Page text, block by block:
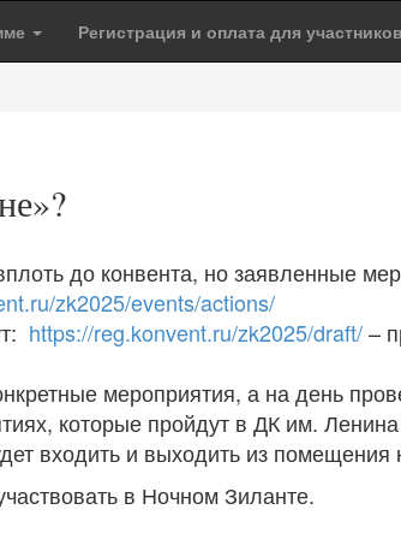
Регистрация и оплата для участников
до конвента, но заявленные
zk2025/events/actions/
https://reg.konvent.ru/zk2025/draft/–
мероприятия, а на день
которые пройдут в ДК им.
входить и выходить из помещения
в Ночном Зиланте.